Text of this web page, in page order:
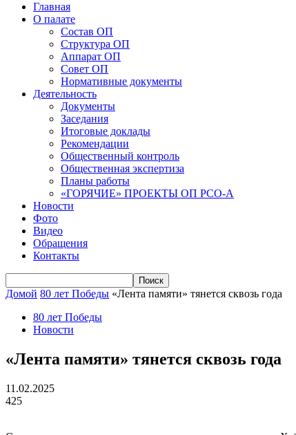
Главная
О палате
Состав ОП
Структура ОП
Аппарат ОП
Совет ОП
Нормативные документы
Деятельность
Документы
Заседания
Итоговые доклады
Рекомендации
Общественный контроль
Общественная экспертиза
Планы работы
«ГОРЯЧИЕ» ПРОЕКТЫ ОП РСО-А
Новости
Фото
Видео
Обращения
Контакты
Домой 80 лет Победы «Лента памяти» тянется сквозь года
80 лет Победы
Новости
«Лента памяти» тянется сквозь года
11.02.2025
425